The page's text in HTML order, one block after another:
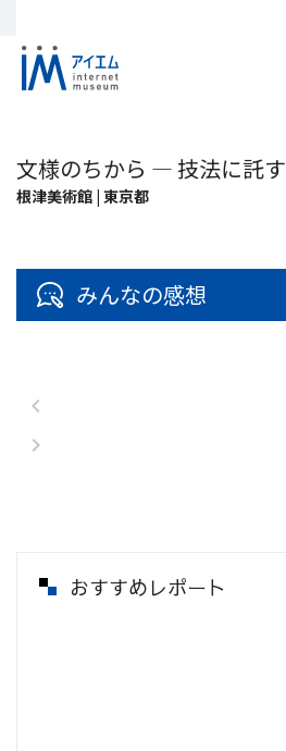
文様のちから ― 技法に託す
根津美術館 | 東京都
みんなの感想
おすすめレポート